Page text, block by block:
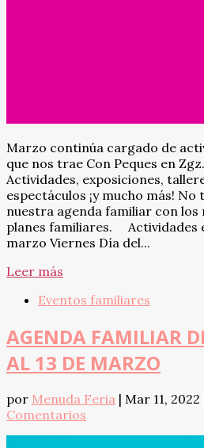
Marzo continúa cargado de
que nos trae Con Peques en Zgz.
Actividades, exposiciones,
espectáculos ¡y mucho más! No
nuestra agenda familiar con los
planes familiares. Actividades
marzo Viernes Día del...
Leer más
Eventos familiares
AGENDA FAMILIAR
AL 13 DE MARZO
por Menuda Feria | Mar 11, 2022
Comentarios